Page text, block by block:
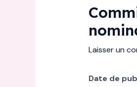
Laisser un
Date de